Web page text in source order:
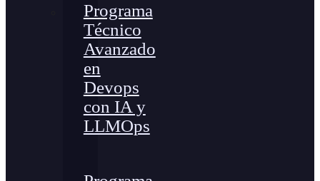
Programa
Técnico
Avanzado
en
Devops
con IA y
LLMOps